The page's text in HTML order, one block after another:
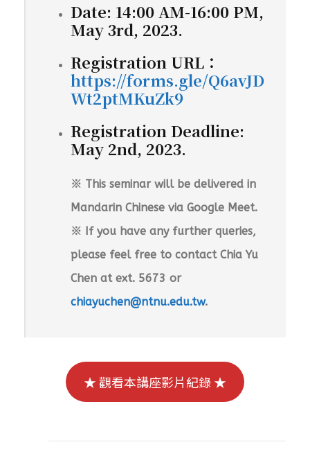
Date: 14:00 AM-16:00 PM,
May 3rd, 2023.
Registration URL：
https://forms.gle/Q6avJD
Wt2ptMKuZk9
Registration Deadline:
May 2nd, 2023.
※ This seminar will be delivered in
Mandarin Chinese via Google Meet.
※ If you have any further queries,
please feel free to contact Chia Yu
Chen at ext. 5673 or
chiayuchen@ntnu.edu.tw.
★ 觀看本講座影片紀錄 ★